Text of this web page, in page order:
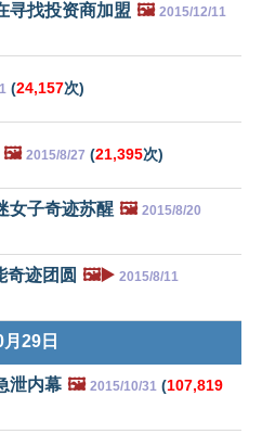
寻找投资商加盟 🖼️ 2015/12/11
(24,157次)
🖼️ 2015/8/27 (21,395次)
女子奇迹苏醒 🖼️ 2015/8/20
奇迹团圆 🖼️▶️ 2015/8/11
29日
泄内幕 🖼️ 2015/10/31 (107,819